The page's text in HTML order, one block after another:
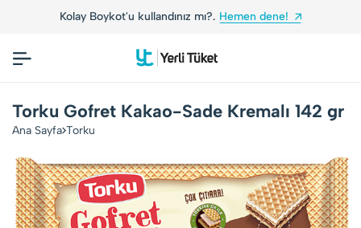
Kolay Boykot'u kullandınız mı?. Hemen dene!
Torku Gofret Kakao-Sade Kremalı 142 gr
Ana Sayfa Torku